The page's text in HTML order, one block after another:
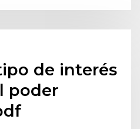
de interés
poder